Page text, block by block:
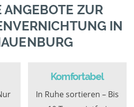
ANGEBOTE ZUR
IN
Komfortabel
In Ruhe sortieren – Bis